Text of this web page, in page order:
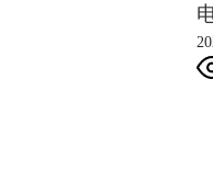
会影这款软件，即具有专业软
下面，小编就用会声会影剪辑